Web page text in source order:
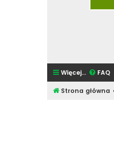
Więcej… FAQ
Strona główna